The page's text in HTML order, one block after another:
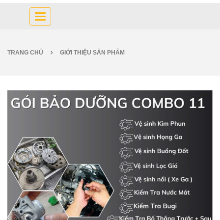
Toggle
navigation
TRANG CHỦ GIỚI THIỆU SẢN PHẨM